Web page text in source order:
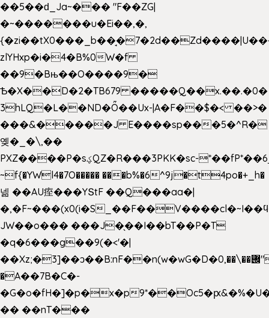
��5��ԁ_Ja~��� "F��ZG|
�~�������u�Ei��,�,
zlYHxp�i�4�B%0W�f
��9�Bњ��O����9�
Ѣ�X��D�2�TB679 �����Q��x.��.�0�
3hLQ�L��ND�Ȫ��Ux-|A�F��$�< ��>�
���&�����J E����sp���5�^R�
옞�_�\,��
PXZ����P�sؼQZ�R���3PKK�sc-*��fP*��6_̦Q���H�hl��a��j��dӤ�ܥ�Ք�7�)S�_3y��@�n-
~f{�YWl4�7O����� ���b%�6^9j�t4po�+_h�
넮 ��AU痓���YՏtF ��Q���aa�|
�,�F~���(x0(i�S
JW��o��� ���J�̖��I��bT��P�T
�q�6���g��9(�<'�|
��Xz;�3]��ͻ��B:nF��n(w�wG�D�݌��\��,0"�
�A��7B�C�-
�G�o�fH�]�p�x�p
�� ��nT���